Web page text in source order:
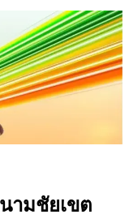
ามชัยเขต